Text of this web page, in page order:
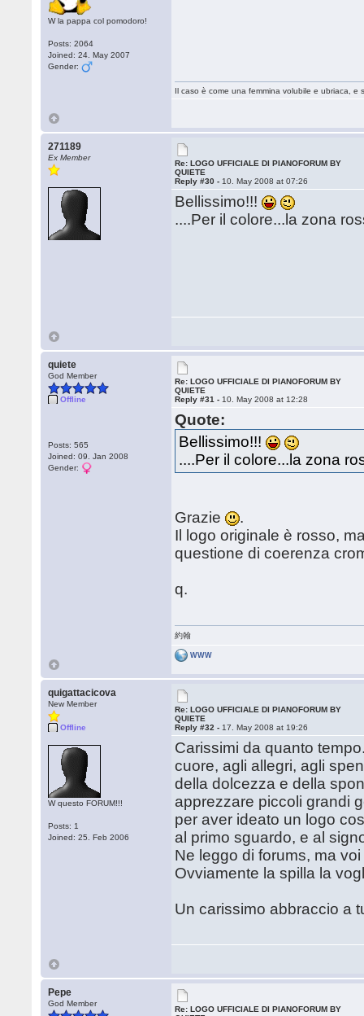
W la pappa col pomodoro!
Posts: 2064
Joined: 24. May 2007
Gender:
Il caso è come una femmina volubile e ubriaca,
271189
Ex Member
Re: LOGO UFFICIALE DI PIANOFORUM BY
QUIETE
Reply #30 - 10. May 2008 at 07:26
Bellissimo!!!
....Per il colore...la zona
quiete
God Member
Offline
Posts: 565
Joined: 09. Jan 2008
Gender:
Re: LOGO UFFICIALE DI PIANOFORUM BY
QUIETE
Reply #31 - 10. May 2008 at 12:28
Quote:
Bellissimo!!!
....Per il colore...la zona
Grazie
.
Il logo originale è rosso,
questione di coerenza
q.
約翰
WWW
quigattacicova
New Member
Offline
W questo FORUM!!!
Posts: 1
Joined: 25. Feb 2006
Re: LOGO UFFICIALE DI PIANOFORUM BY
QUIETE
Reply #32 - 17. May 2008 at 19:26
Carissimi da quanto
cuore, agli allegri, agli
della dolcezza e della
apprezzare piccoli grandi
per aver ideato un logo
al primo sguardo, e al
Ne leggo di forums, ma
Ovviamente la spilla la
Un carissimo abbraccio a
Pepe
God Member
Re: LOGO UFFICIALE DI PIANOFORUM BY